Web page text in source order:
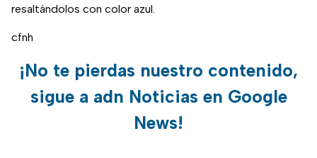
resaltándolos con color azul.
cfnh
¡No te pierdas nuestro contenido,
sigue a adn Noticias en Google
News!